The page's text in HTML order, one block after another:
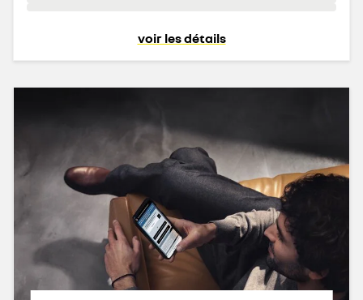
voir les détails